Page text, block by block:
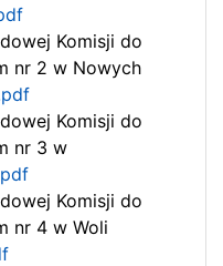
Komisji do
nr 2 w Nowych
Komisji do
nr 3 w
Komisji do
nr 4 w Woli